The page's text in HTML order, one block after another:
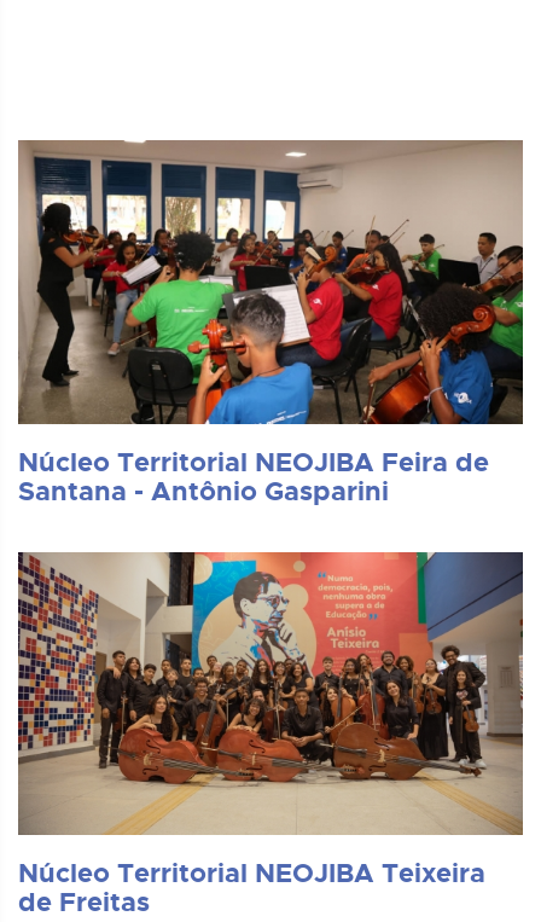
Núcleo Territorial NEOJIBA Feira de
Santana - Antônio Gasparini
Núcleo Territorial NEOJIBA Teixeira
de Freitas